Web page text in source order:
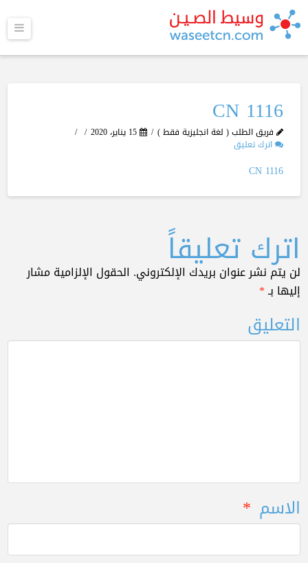
1116 CN
فريق الطلب ( لغة انجليزية فقط )
15 يناير، 2020
اترك تعليق
1116 CN
اترك تعليقاً
لن يتم نشر عنوان بريدك الإلكتروني. الحقول الإلزامية مشار
إليها بـ*
التعليق
الاسم *